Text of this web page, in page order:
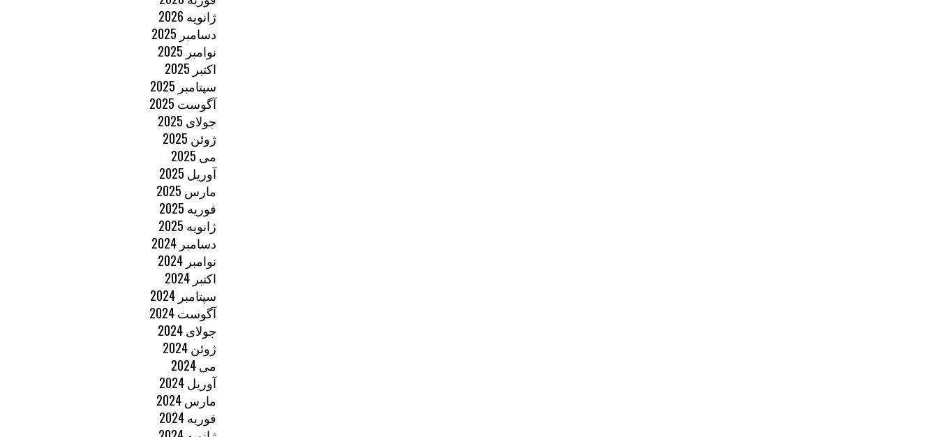
ژانویه 2026
دسامبر 2025
نوامبر 2025
اکتبر 2025
سپتامبر 2025
آگوست 2025
جولای 2025
ژوئن 2025
می 2025
آوریل 2025
مارس 2025
فوریه 2025
ژانویه 2025
دسامبر 2024
نوامبر 2024
اکتبر 2024
سپتامبر 2024
آگوست 2024
جولای 2024
ژوئن 2024
می 2024
آوریل 2024
مارس 2024
فوریه 2024